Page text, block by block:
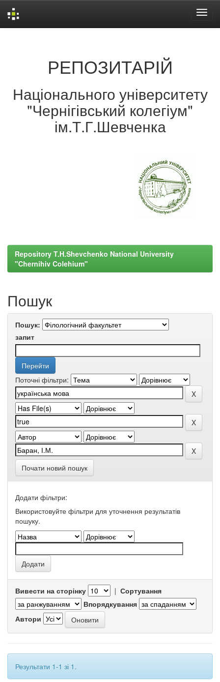
РЕПОЗИТАРІЙ
Національного університету
"Чернігівський колегіум"
ім.Т.Г.Шевченка
Repository T.H.Shevchenko National University
"Chernihiv Colehium"
Пошук
Пошук:
запит
Поточні фільтри:
Почати новий пошук
Додати фільтри:
Використовуйте фільтри для уточнення результатів
пошуку.
Вивести на сторінку | Сортування
Впорядкування
Автори
Результати 1-1 зі 1.